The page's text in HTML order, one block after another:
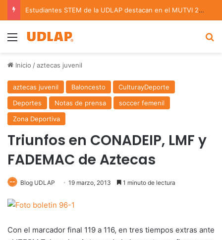
Estudiantes STEM de la UDLAP destacan en el MUTVI 2026
Menu
Inicio /aztecas juvenil
aztecas juvenil Baloncesto
CulturayDeporte
Deportes
Notas de prensa
soccer femenil
Zona Deportiva
Triunfos en CONADEIP, LMF y
FADEMAC de Aztecas
Blog UDLAP 19 marzo, 2013 1 minuto de lectura
Con el marcador final 119 a 116, en tres tiempos extras ante